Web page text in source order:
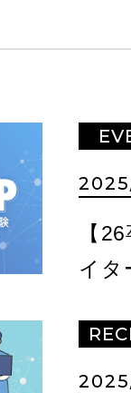
【
イタ